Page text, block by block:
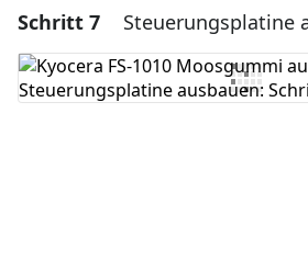
Einen Kommentar
Kommentar hinzufügen
Schritt 7 Steuerungsplatine